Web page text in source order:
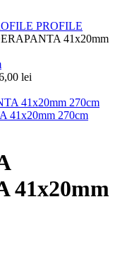
PROFILE
41x20mm
lei
41x20mm 270cm
41x20mm